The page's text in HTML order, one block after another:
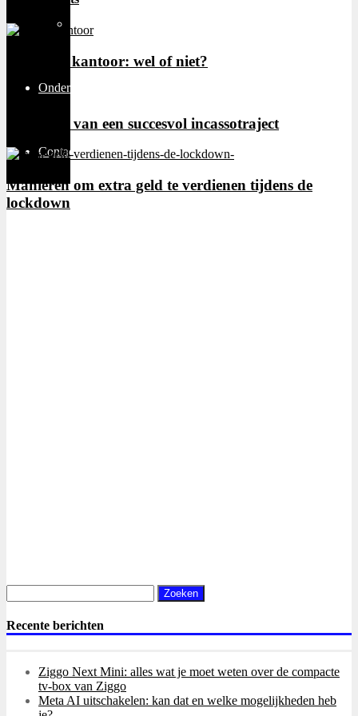
Thuiswerken
Ondernemen
Contact
Glas in je kantoor: wel of niet?
Het begin van een succesvol incassotraject
Manieren om extra geld te verdienen tijdens de
lockdown
naar:
Recente berichten
Ziggo Next Mini: alles wat je moet weten over de compacte
tv-box van Ziggo
Meta AI uitschakelen: kan dat en welke mogelijkheden heb